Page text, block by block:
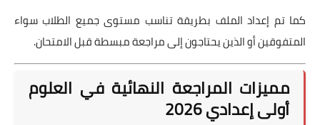
كما تم إعداد الملف بطريقة تناسب مستوى جميع الطلاب سواء
المتفوقين أو الذين يحتاجون إلى مراجعة مبسطة قبل الامتحان.
مميزات المراجعة النهائية في العلوم
أولى إعدادي 2026